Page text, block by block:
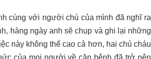
cùng với người chú của mình đã nghĩ ra
hàng ngày anh sẽ chụp và ghi lại những
này không thể cao cả hơn, hai chú cháu
của mọi người về căn bệnh đã trở nên